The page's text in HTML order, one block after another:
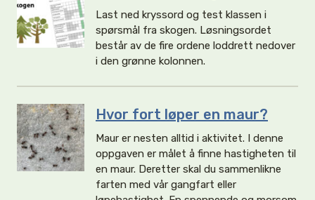
Last ned kryssord og test klassen i
spørsmål fra skogen. Løsningsordet
består av de fire ordene loddrett nedover
i den grønne kolonnen.
Hvor fort løper en maur?
Maur er nesten alltid i aktivitet. I denne
oppgaven er målet å finne hastigheten til
en maur. Deretter skal du sammenlikne
farten med vår gangfart eller